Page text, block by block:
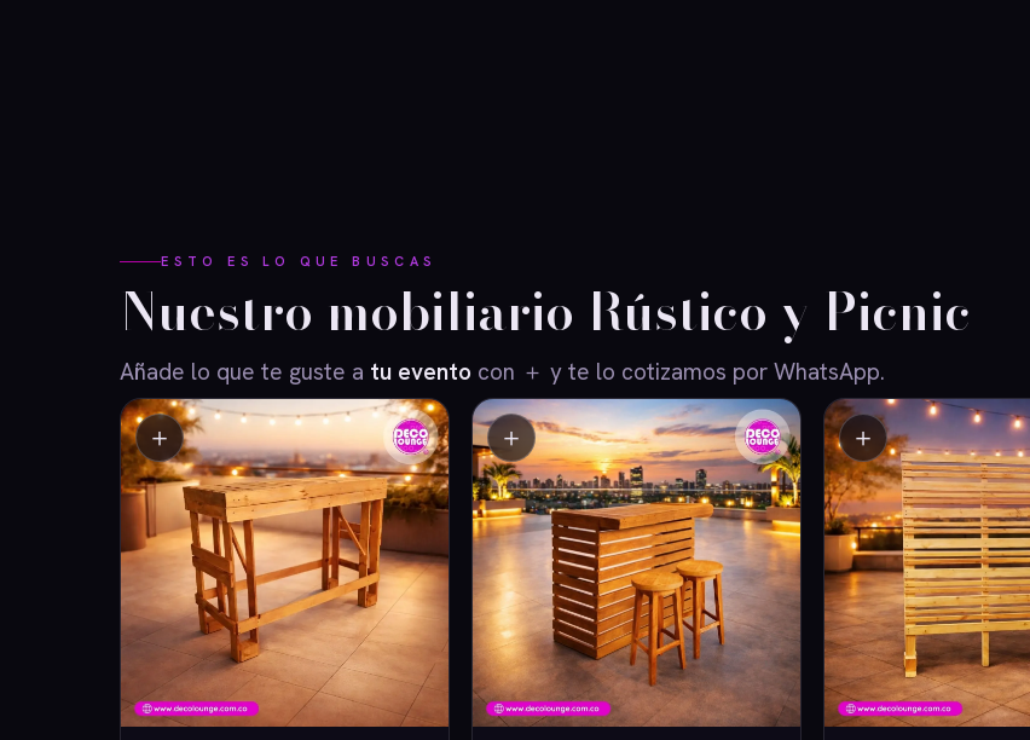
ESTO ES LO QUE BUSCAS
Nuestro mobiliario Rústico y Picnic
Añade lo que te guste a tu evento con ＋ y te lo cotizamos por WhatsApp.
＋ ＋ ＋